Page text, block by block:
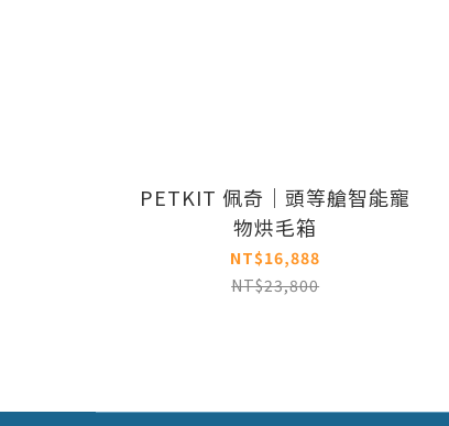
PETKIT 佩奇｜頭等艙智能寵
物烘毛箱
NT$16,888
NT$23,800